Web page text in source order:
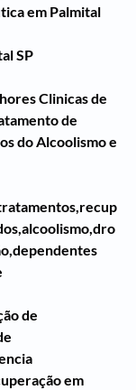
em Palmital
SP
Clinicas de
de
do Alcoolismo e
de
em